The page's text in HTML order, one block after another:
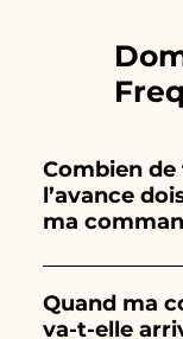
Combien de
l’avance
ma
Ceramiche
entièrement à
leur création
Quand ma
va-t-elle